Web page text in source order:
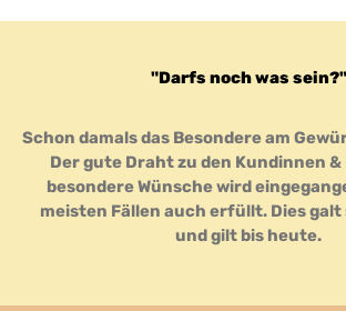
"Darfs noch was sein?"
Schon damals das Besondere am
Der gute Draht zu den Kundinnen
besondere Wünsche wird
meisten Fällen auch erfüllt. Dies galt
und gilt bis heute.